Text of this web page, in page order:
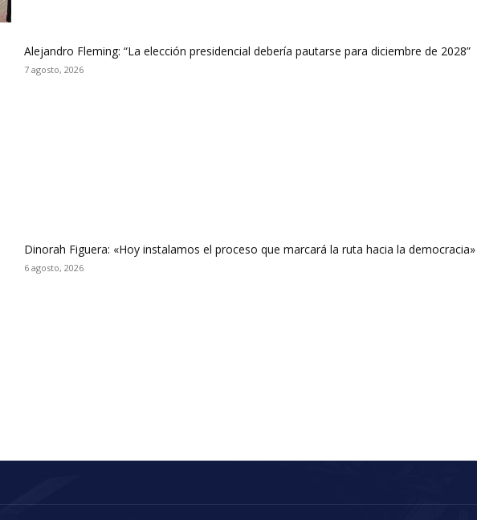
Alejandro Fleming: “La elección presidencial debería pautarse para diciembre de 2028”
7 agosto, 2026
Dinorah Figuera: «Hoy instalamos el proceso que marcará la ruta hacia la democracia»
6 agosto, 2026